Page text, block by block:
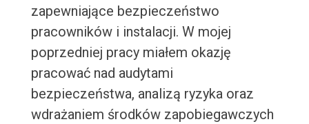
zapewniające bezpieczeństwo
pracowników i instalacji. W mojej
poprzedniej pracy miałem okazję
pracować nad audytami
bezpieczeństwa, analizą ryzyka oraz
wdrażaniem środków zapobiegawczych